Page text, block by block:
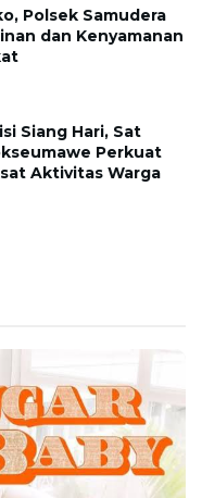
Polsek Samudera
dan Kenyamanan
Siang Hari, Sat
Perkuat
Aktivitas Warga